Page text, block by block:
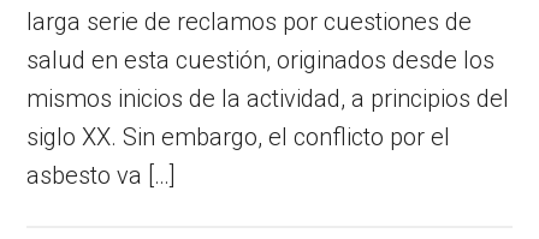
larga serie de reclamos por cuestiones de
salud en esta cuestión, originados desde los
mismos inicios de la actividad, a principios del
siglo XX. Sin embargo, el conflicto por el
asbesto va […]